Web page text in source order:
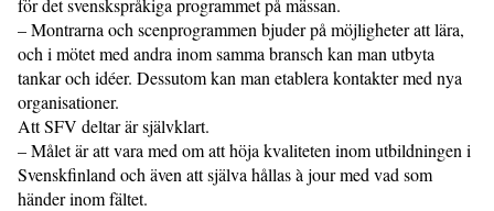
för det svenskspråkiga programmet på mässan.
– Montrarna och scenprogrammen bjuder på möjligheter att lära,
och i mötet med andra inom samma bransch kan man utbyta
tankar och idéer. Dessutom kan man etablera kontakter med nya
organisationer.
Att SFV deltar är självklart.
– Målet är att vara med om att höja kvaliteten inom utbildningen i
Svenskfinland och även att själva hållas à jour med vad som
händer inom fältet.